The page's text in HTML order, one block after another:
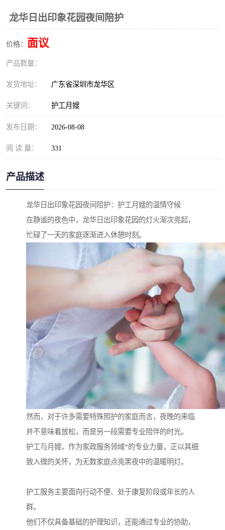
龙华日出印象花园夜间陪护
价格： 面议
产品数量：
发货地址： 广东省深圳市龙华区
关键词： 护工月嫂
发布日期： 2026-08-08
阅 读 量： 331
产品描述
龙华日出印象花园夜间陪护：护工月嫂的温情守候
在静谧的夜色中，龙华日出印象花园的灯火渐次亮起，
忙碌了一天的家庭逐渐进入休憩时刻。
然而，对于许多需要特殊照护的家庭而言，夜晚的来临
并不意味着放松，而是另一段需要专业陪伴的时光。
护工与月嫂，作为家政服务领域*的专业力量，正以其细
致入微的关怀，为无数家庭点亮黑夜中的温暖明灯。
护工服务主要面向行动不便、处于康复阶段或年长的人
群。
他们不仅具备基础的护理知识，还能通过专业的协助，